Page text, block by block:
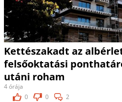
Kettészakadt az
felsőoktatási
utáni roham
4 órája
0
0 2